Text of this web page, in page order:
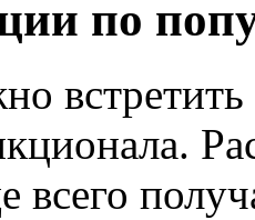
по
всего